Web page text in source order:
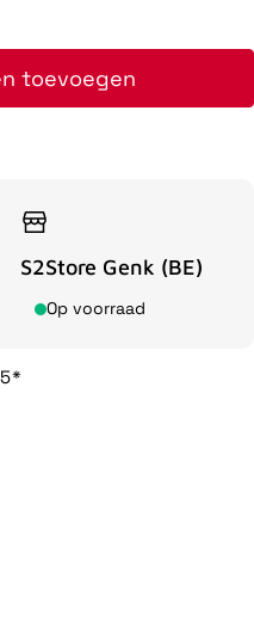
toevoegen
S2Store Genk (BE)
Op voorraad